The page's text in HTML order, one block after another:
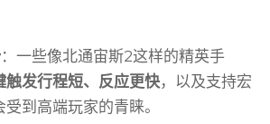
：一些像北通宙斯2这样的精英手
触发行程短、反应更快，以及支持宏
到高端玩家的青睐。